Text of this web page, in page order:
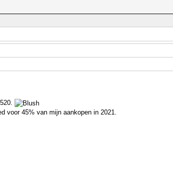
voor 45% van mijn aankopen in 2021.